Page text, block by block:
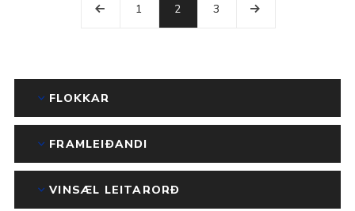
1 2 3
FLOKKAR
FRAMLEIÐANDI
VINSÆL LEITARORÐ